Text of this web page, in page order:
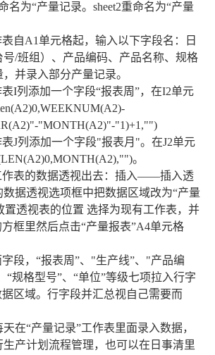
名为“产量记录。sheet2重命名为“产量
自A1单元格起，输入以下字段名：日
/班组）、产品编码、产品名称、规格
并录入部分产量记录。
I列添加一个字段“报表周”，在I2单元
"MONTH(A2)"-"1)+1,"")
J列添加一个字段"报表月"。在J2单元
。
作表的数据透视出去：插入——插入透
据透视选项框中把数据区域改为“产量
透视表的位置 选择为现有工作表，并
框里然后点击“产量报表”A4单元格
段，“报表周”、"生产线”、"产品编
“规格型号”、“单位”等级七项拉入行字
区域。行字段并汇总视自己需要而
在“产量记录”工作表里面录入数据，
产计划流程管理，也可以在日事清里